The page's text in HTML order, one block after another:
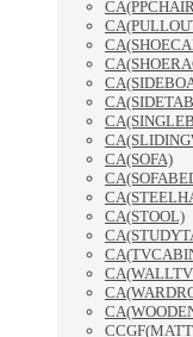
CA(SOFA)
CA(STOOL)